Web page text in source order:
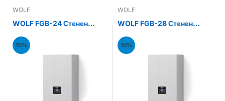
WOLF
WOLF FGB-24 Стенен
24kW
10%
WOLF
WOLF FGB-28 Стенен
28kW
10%